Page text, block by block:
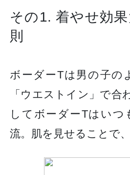
その1. 着やせ効
則
ボーダーTは男の子の
「ウエストイン」で
してボーダーTはい
流。肌を見せることで